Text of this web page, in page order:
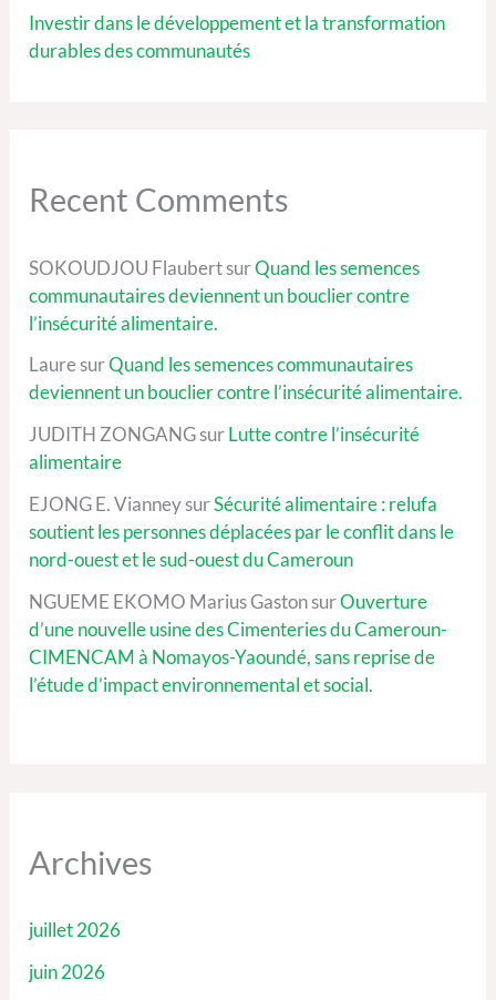
Investir dans le développement et la transformation
durables des communautés
Recent Comments
SOKOUDJOU FlaubertsurQuand les semences
communautaires deviennent un bouclier contre
l’insécurité alimentaire.
LauresurQuand les semences communautaires
deviennent un bouclier contre l’insécurité alimentaire.
JUDITH ZONGANGsurLutte contre l’insécurité
alimentaire
EJONG E. VianneysurSécurité alimentaire : relufa
soutient les personnes déplacées par le conflit dans le
nord-ouest et le sud-ouest du Cameroun
NGUEME EKOMO Marius GastonsurOuverture
d’une nouvelle usine des Cimenteries du Cameroun-
CIMENCAM à Nomayos-Yaoundé, sans reprise de
l’étude d’impact environnemental et social.
Archives
juillet 2026
juin 2026